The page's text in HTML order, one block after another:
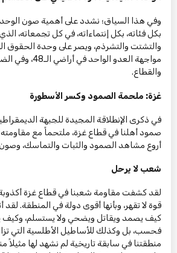
وفي هذا السياق؛ نشدد على أهمية صون الوحدة
بكل فئاته، بكل إنتماءاته، في كل تجمعاته،
والتشتت والتشرذم، ويصر على وحدة الحقوق
مواجهة العدو
والقطاع.
غزة: ملحمة الصمود وكسر الأسطورة
في ذكرى الإنطلاقة المجيدة للجبهة
صمود أهلنا في قطاع غزة، ملتحماً مع مقاومته
أروع مشاهد الصمود والثبات والتماسك، وصون
شعب لا يرحل
لقد كشفت مقاومة شعبنا في قطاع غزة أكذوبة
قوة لا تقهر، وبأنها أقوى دولة في المنطقة.
كيف يصمد ويقاتل ويضحي ولا يستسلم، وكيف
فحسب، بل وكذلك للأساطيل الأطلسية التي